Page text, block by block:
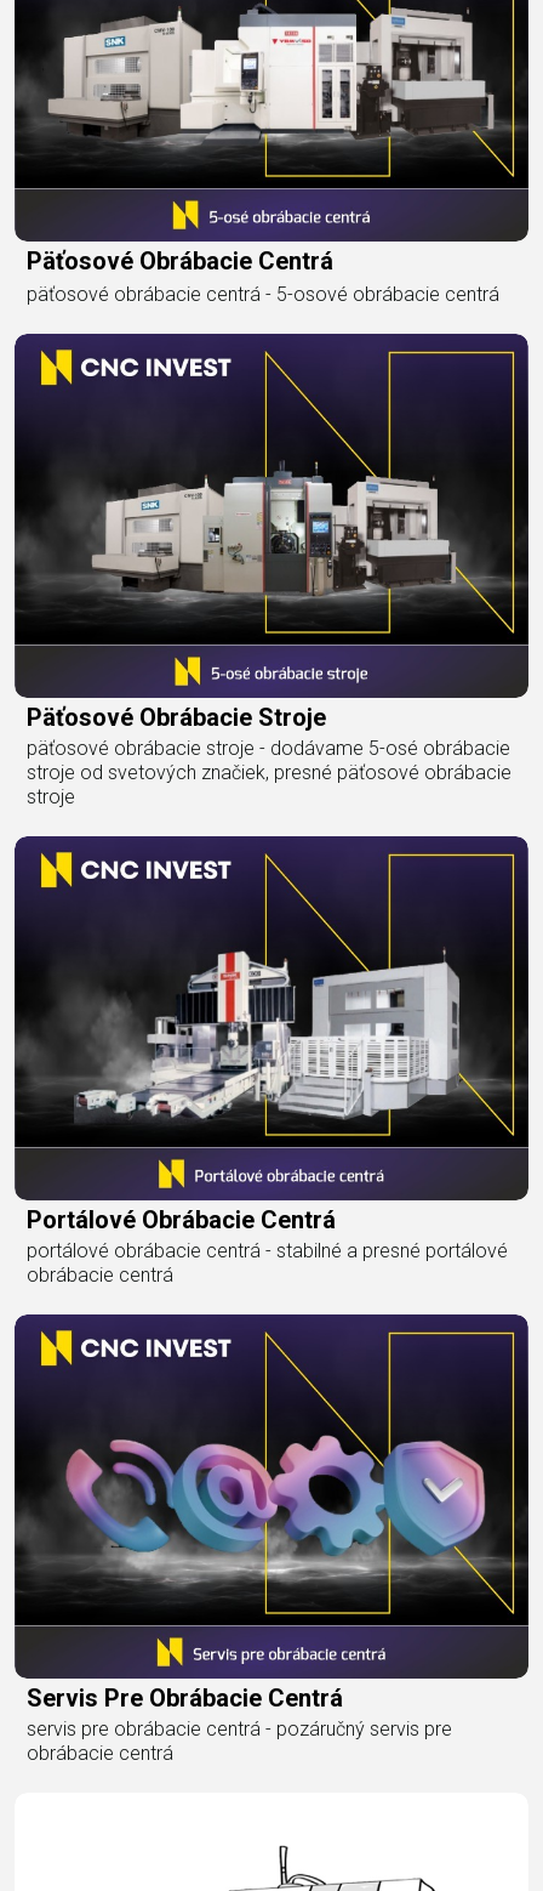
Päťosové Obrábacie Centrá
päťosové obrábacie centrá - 5-osové obrábacie centrá
Päťosové Obrábacie Stroje
päťosové obrábacie stroje - dodávame 5-osé obrábacie
stroje od svetových značiek, presné päťosové obrábacie
stroje
Portálové Obrábacie Centrá
portálové obrábacie centrá - stabilné a presné portálové
obrábacie centrá
Servis Pre Obrábacie Centrá
servis pre obrábacie centrá - pozáručný servis pre
obrábacie centrá